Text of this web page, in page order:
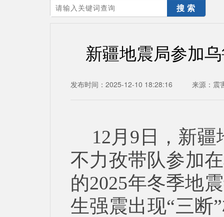
您的当前位置：首页>要闻动态
新疆地震局参加
发布时间：2025-12-10 18:28:16 来源： 震
12月9日，新
不力孜带队参加
的2025年冬季地
生强震出现“三断